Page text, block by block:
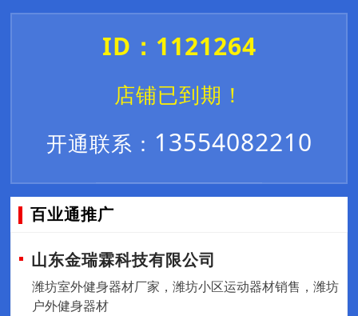
ID：1121264
店铺已到期！
开通联系： 13554082210
百业通推广
山东金瑞霖科技有限公司
潍坊室外健身器材厂家，潍坊小区运动器材销售，潍坊
户外健身器材